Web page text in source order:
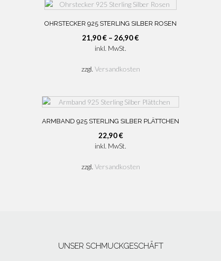
OHRSTECKER 925 STERLING SILBER ROSEN
21,90€ – 26,90€
inkl. MwSt.
zzgl. Versandkosten
ARMBAND 925 STERLING SILBER PLÄTTCHEN
22,90€
inkl. MwSt.
zzgl. Versandkosten
UNSER SCHMUCKGESCHÄFT